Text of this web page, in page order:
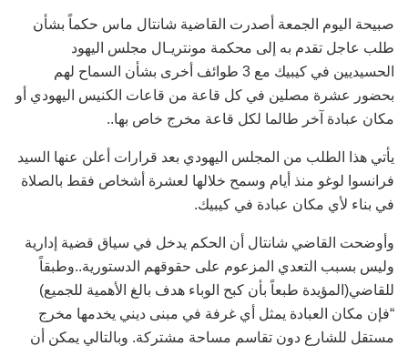
صبيحة اليوم الجمعة أصدرت القاضية شانتال ماس حكماً بشأن
طلب عاجل تقدم به إلى محكمة مونتريـال مجلس اليهود
الحسيديين في كيبيك مع 3 طوائف أخرى بشأن السماح لهم
بحضور عشرة مصلين في كل قاعة من قاعات الكنيس اليهودي أو
مكان عبادة آخر طالما لكل قاعة مخرج خاص بها..
يأتي هذا الطلب من المجلس اليهودي بعد قرارات أعلن عنها السيد
فرانسوا لوغو منذ أيام وسمح خلالها لعشرة أشخاص فقط بالصلاة
في بناء لأي مكان عبادة في كيبيك.
وأوضحت القاضي شانتال أن الحكم يدخل في سياق قضية إدارية
وليس بسبب التعدي المزعوم على حقوقهم الدستورية..وطبقاً
للقاضي(المؤيدة طبعاً بأن كبح الوباء هدف بالغ الأهمية للجميع)
“فإن مكان العبادة يمثل أي غرفة في مبنى ديني يخدمها مخرج
مستقل للشارع دون تقاسم مساحة مشتركة. وبالتالي يمكن أن